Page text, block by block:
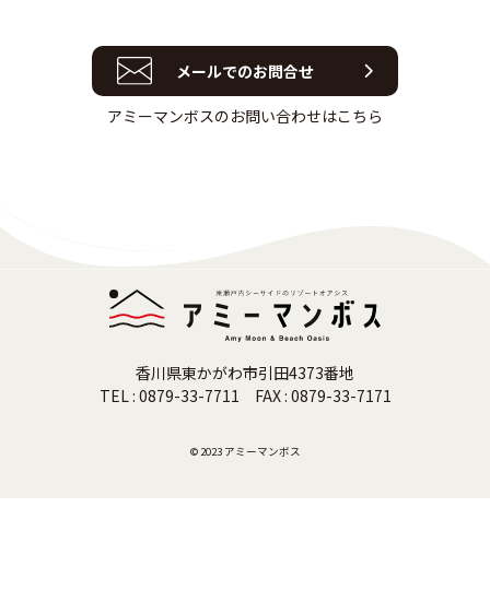
メールでのお問合せ
アミーマンボスのお問い合わせはこちら
香川県東かがわ市引田4373番地
TEL : 0879-33-7711 FAX : 0879-33-7171
© 2023 アミーマンボス